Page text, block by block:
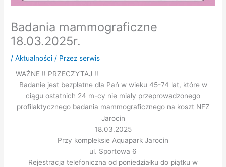
Badania mammograficzne
18.03.2025r.
/Aktualności / Przezserwis
WAŻNE !! PRZECZYTAJ !!
Badanie jest bezpłatne dla Pań w wieku 45-74 lat, które w
ciągu ostatnich 24 m-cy nie miały przeprowadzonego
profilaktycznego badania mammograficznego na koszt NFZ
Jarocin
18.03.2025
Przy kompleksie Aquapark Jarocin
ul. Sportowa 6
Rejestracja telefoniczna od poniedziałku do piątku w